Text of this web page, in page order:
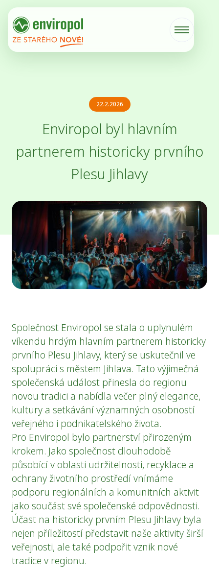
22.2.2026
Enviropol byl hlavním
partnerem historicky prvního
Plesu Jihlavy
Společnost Enviropol se stala o uplynulém
víkendu hrdým hlavním partnerem historicky
prvního Plesu Jihlavy, který se uskutečnil ve
spolupráci s městem Jihlava. Tato výjimečná
společenská událost přinesla do regionu
novou tradici a nabídla večer plný elegance,
kultury a setkávání významných osobností
veřejného i podnikatelského života.
Pro Enviropol bylo partnerství přirozeným
krokem. Jako společnost dlouhodobě
působící v oblasti udržitelnosti, recyklace a
ochrany životního prostředí vnímáme
podporu regionálních a komunitních aktivit
jako součást své společenské odpovědnosti.
Účast na historicky prvním Plesu Jihlavy byla
nejen příležitostí představit naše aktivity širší
veřejnosti, ale také podpořit vznik nové
tradice v regionu.